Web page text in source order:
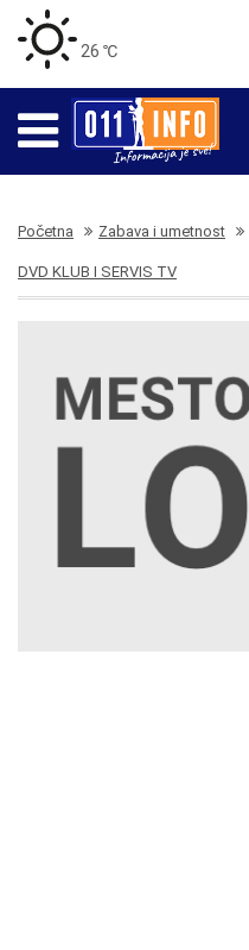
26 ℃
Početna Zabava i umetnost
DVD KLUB I SERVIS TV